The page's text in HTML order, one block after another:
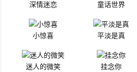
深情迷恋 童话世界
小惊喜 平淡是真
迷人的微笑 挂念你